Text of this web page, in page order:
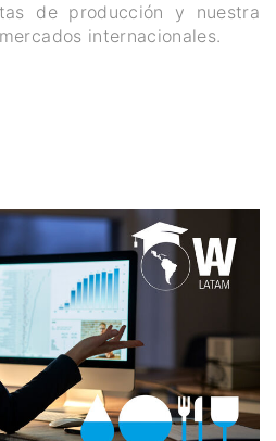
de producción y nuestra
internacionales.